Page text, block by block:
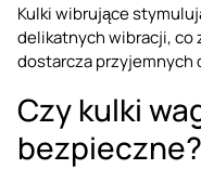
Kulki wibrujące
delikatnych wibracji, co
dostarcza przyjemnych
Czy kulki
bezpieczne?